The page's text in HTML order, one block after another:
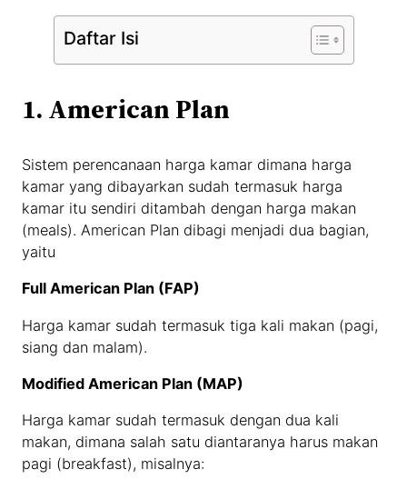
Daftar Isi
1. American Plan
Sistem perencanaan harga kamar dimana harga
kamar yang dibayarkan sudah termasuk harga
kamar itu sendiri ditambah dengan harga makan
(meals). American Plan dibagi menjadi dua bagian,
yaitu
Full American Plan (FAP)
Harga kamar sudah termasuk tiga kali makan (pagi,
siang dan malam).
Modified American Plan (MAP)
Harga kamar sudah termasuk dengan dua kali
makan, dimana salah satu diantaranya harus makan
pagi (breakfast), misalnya: